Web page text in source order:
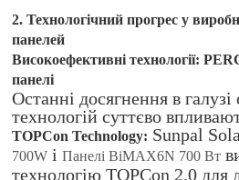
2. Технологічний прогрес у
панелей
Високоефективні технології:
панелі
Останні досягнення в
технологій суттєво
TOPCon Technology: Sunpal
700W іПанелі BiMAX6N 700 Вт
технологію TOPCon 2.0 для